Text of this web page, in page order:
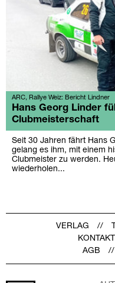
ARC, Rallye Weiz: Bericht Lindner
Hans Georg Linder
Clubmeisterschaft
Seit 30 Jahren fährt Hans
gelang es ihm, mit einem
Clubmeister zu werden.
wiederholen...
VERLAG
KONTAKT
AGB